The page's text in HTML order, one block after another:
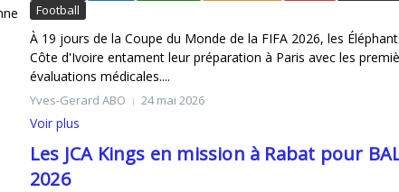
Football
À 19 jours de la Coupe du Monde de la FIFA 2026, les
Côte d'Ivoire entament leur préparation à Paris avec les
évaluations médicales....
Yves-Gerard ABO 24 mai 2026
Voir plus
Les JCA Kings en mission à Rabat pour
2026